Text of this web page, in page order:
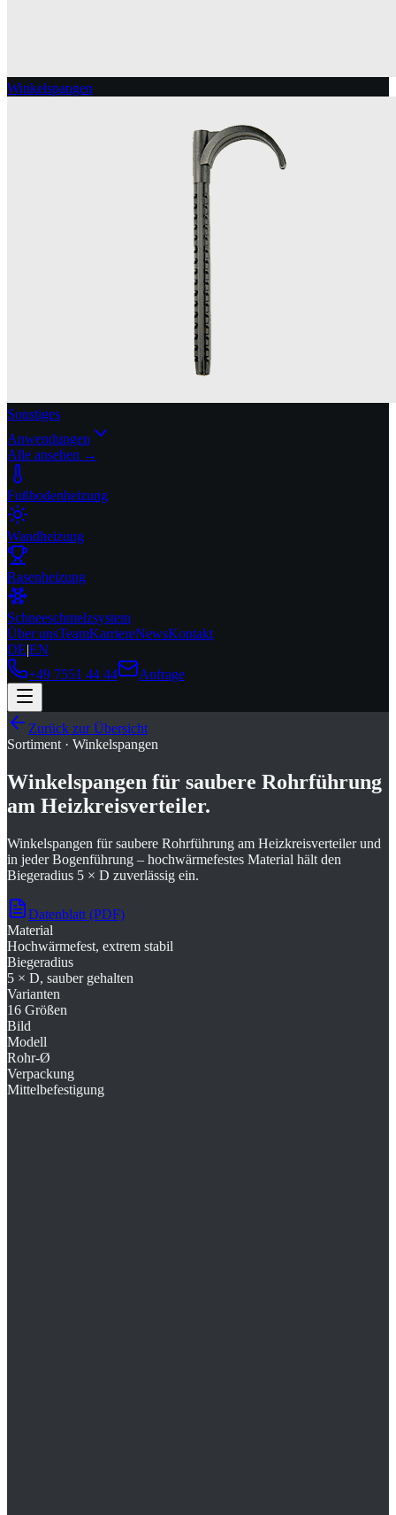
Winkelspangen
Sonstiges
Anwendungen
Alle ansehen →
Fußbodenheizung
Wandheizung
Rasenheizung
Schneeschmelzsystem
Über unsTeamKarriereNewsKontakt
DE|EN
+49 7551 44 44
Anfrage
Zurück zur Übersicht
Sortiment · Winkelspangen
Winkelspangen für saubere Rohrführung
am Heizkreisverteiler.
Winkelspangen für saubere Rohrführung am Heizkreisverteiler und
in jeder Bogenführung – hochwärmefestes Material hält den
Biegeradius 5 × D zuverlässig ein.
Datenblatt (PDF)
Material
Hochwärmefest, extrem stabil
Biegeradius
5 × D, sauber gehalten
Varianten
16 Größen
Bild
Modell
Rohr-Ø
Verpackung
Mittelbefestigung